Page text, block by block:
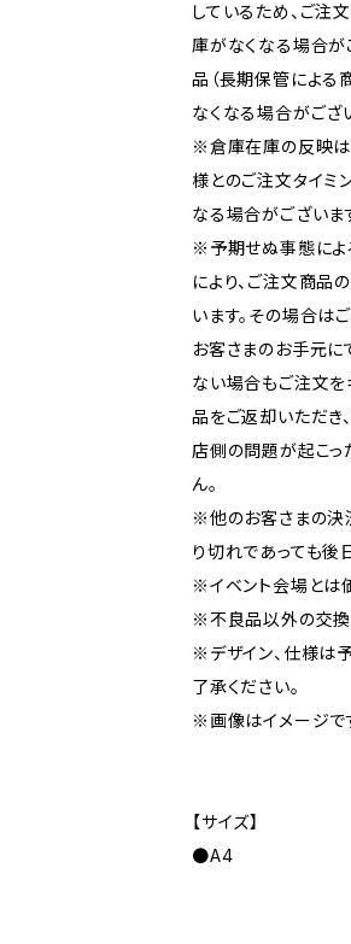
しているため、ご注
庫がなくなる場合が
品（長期保管による
なくなる場合がござ
※倉庫在庫の反映は
様とのご注文タイミ
なる場合がございま
※予期せぬ事態によ
により、ご注文商品
います。その場合は
お客さまのお手元
ない場合もご注文を
品をご返却いただき
店側の問題が起こっ
ん。
※他のお客さまの決
り切れであっても後
※イベント会場とは
※不良品以外の交換
※デザイン、仕様は
了承ください。
※画像はイメージで
【サイズ】
●A4